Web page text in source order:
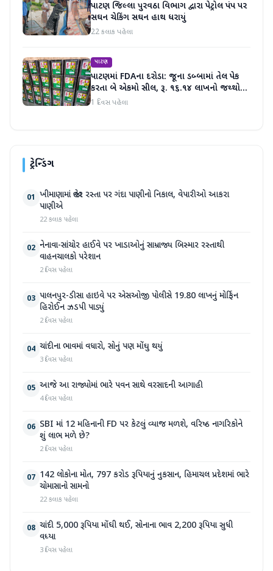
પાટણ જિલ્લા પુરવઠા વિભાગ દ્વારા પેટ્રોલ પંપ પર
સઘન ચેકિંગ સઘન હાથ ધરાયું
22 કલાક પહેલા
પાટણ
પાટણમાં FDAના દરોડા: જૂના ડબ્બામાં તેલ પેક
કરતા બે એકમો સીલ, રૂ. ૧૬.૧૪ લાખનો જથ્થો
જપ્ત
1 દિવસ પહેલા
ટ્રેન્ડિંગ
01 ખીમાણામાં જાહેર રસ્તા પર ગંદા પાણીનો નિકાલ, વેપારીઓ આકરા
પાણીએ
22 કલાક પહેલા
02 નેનાવા-સાંચોર હાઈવે પર ખાડાઓનું સામ્રાજ્ય બિસ્માર રસ્તાથી
વાહનચાલકો પરેશાન
2 દિવસ પહેલા
03 પાલનપુર-ડીસા હાઇવે પર એસઓજી પોલીસે 19.80 લાખનું મોર્ફિન
હિરોઈન ઝડપી પાડ્યું
2 દિવસ પહેલા
04 ચાંદીના ભાવમાં વધારો, સોનું પણ મોંઘુ થયું
3 દિવસ પહેલા
05 આજે આ રાજ્યોમાં ભારે પવન સાથે વરસાદની આગાહી
4 દિવસ પહેલા
06 SBI માં 12 મહિનાની FD પર કેટલું વ્યાજ મળશે, વરિષ્ઠ નાગરિકોને
શું લાભ મળે છે?
2 દિવસ પહેલા
07 142 લોકોના મોત, 797 કરોડ રૂપિયાનું નુકસાન, હિમાચલ પ્રદેશમાં ભારે
ચોમાસાનો સામનો
22 કલાક પહેલા
08 ચાંદી 5,000 રૂપિયા મોંઘી થઈ, સોનાના ભાવ 2,200 રૂપિયા સુધી
વધ્યા
3 દિવસ પહેલા